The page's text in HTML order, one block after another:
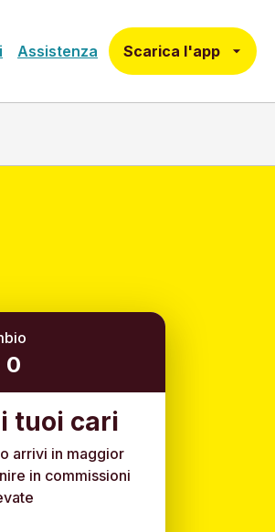
Assistenza Scarica l'app
0
tuoi cari
arrivi in maggior
in commissioni